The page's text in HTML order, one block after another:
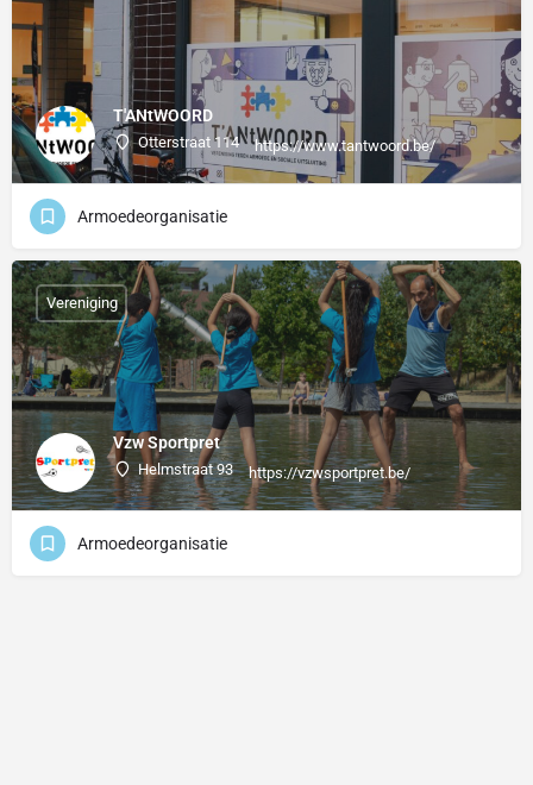
T'ANtWOORD
Otterstraat 114 https://www.tantwoord.be/
Armoedeorganisatie
Vzw Sportpret
Helmstraat 93 https://vzwsportpret.be/
Vereniging
Armoedeorganisatie